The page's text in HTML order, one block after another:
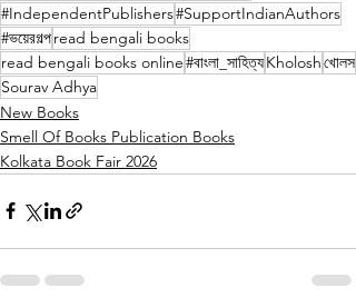
#IndependentPublishers#SupportIndianAuthors
#ভয়েরগল্পread bengali books
read bengali books online#বাংলা_সাহিত্যKholoshখোলস
Sourav Adhya
New Books
Smell Of Books Publication Books
Kolkata Book Fair 2026